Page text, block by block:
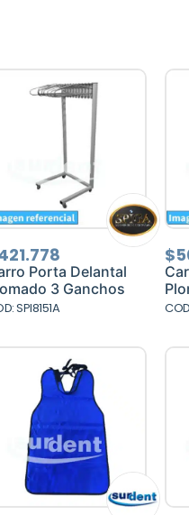
Porta Delantal
3 Ganchos
SPI8151A
$